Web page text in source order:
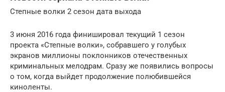
Степные волки 2 сезон дата выхода
3 июня 2016 года финишировал текущий 1 сезон
проекта «Степные волки», собравшего у голубых
экранов миллионы поклонников отечественных
криминальных мелодрам. Сразу же появились вопросы
о том, когда выйдет продолжение полюбившейся
киноленты.